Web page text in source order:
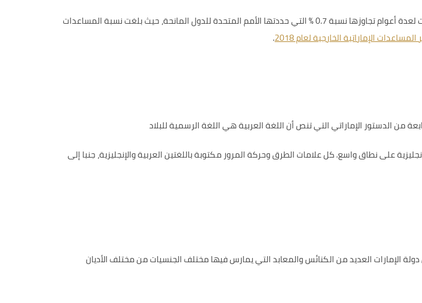
وفيما يتعلق بنسبة المساعدات الإنمائية الرسمية إلى الدخل القومي الإجمالي، واصلت دولة الإمارات لعدة أعوام تجاوزها نسبة 0.7 % التي حددتها الأمم المتحدة للدول المانحة، حيث بلغت نسبة المساعدات
المساعدات الإماراتية الخارجية لعام 2018 .
من الدستور الإماراتي التي تنص أن اللغة العربية هي اللغة الرسمية للبلاد
على نطاق واسع. كل علامات الطرق وحركة المرور مكتوبة باللغتين العربية والإنجليزية، جنبا إلى
الإمارات العديد من الكنائس والمعابد التي يمارس فيها مختلف الجنسيات من مختلف الأديان